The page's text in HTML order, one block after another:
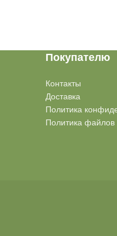
Покупателю
Контакты
Доставка
Политика
Политика файлов